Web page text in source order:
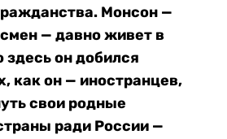
Монсон —
— давно живет в
здесь он добился
как он — иностранцев,
свои родные
ради России —